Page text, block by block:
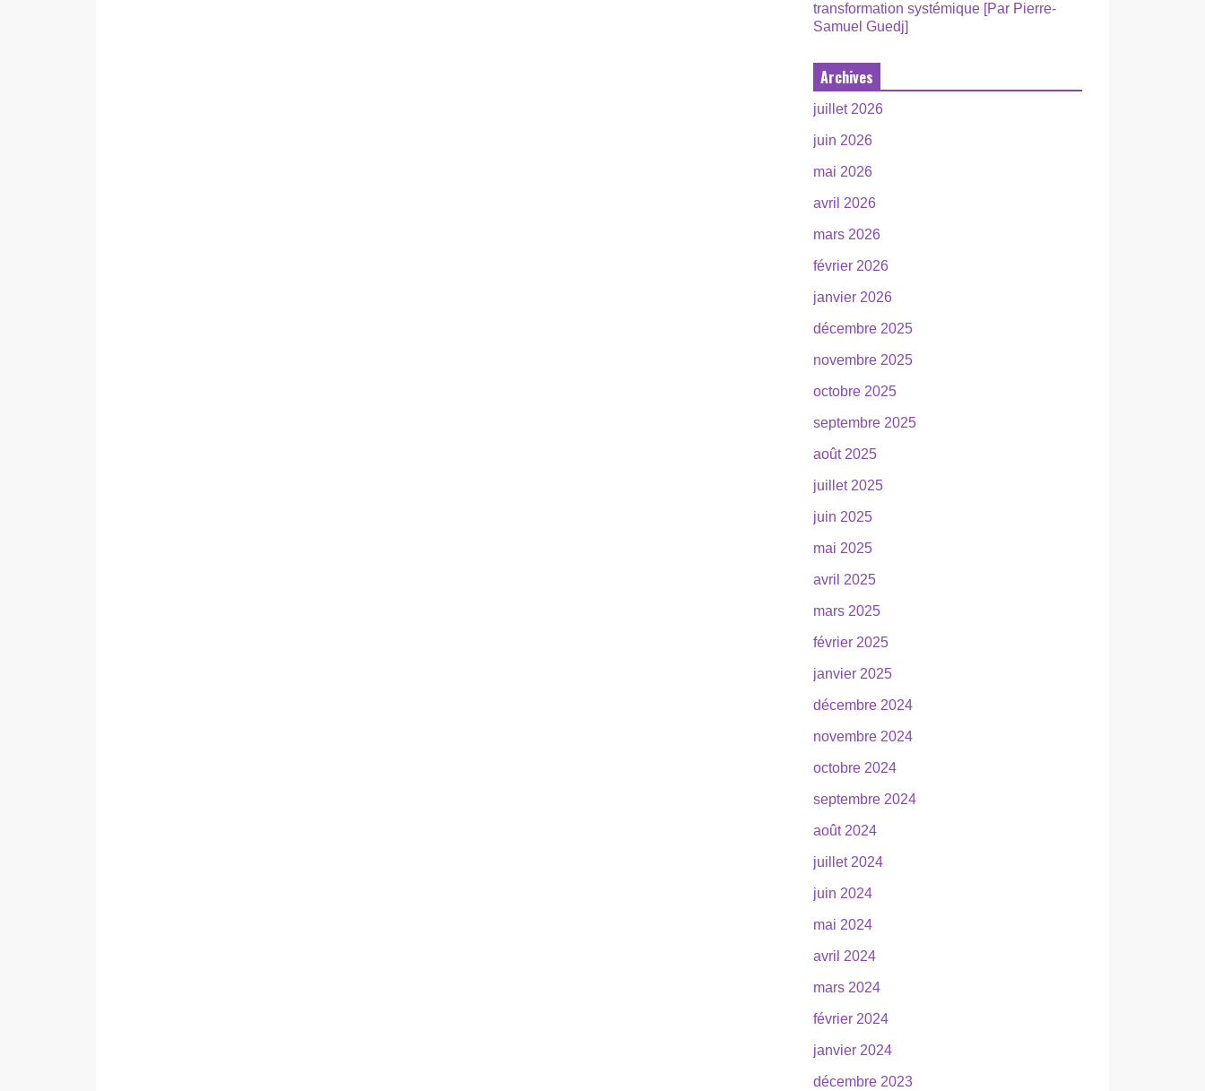
transformation systémique [Par Pierre-
Samuel Guedj]
Archives
juillet 2026
juin 2026
mai 2026
avril 2026
mars 2026
février 2026
janvier 2026
décembre 2025
novembre 2025
octobre 2025
septembre 2025
août 2025
juillet 2025
juin 2025
mai 2025
avril 2025
mars 2025
février 2025
janvier 2025
décembre 2024
novembre 2024
octobre 2024
septembre 2024
août 2024
juillet 2024
juin 2024
mai 2024
avril 2024
mars 2024
février 2024
janvier 2024
décembre 2023